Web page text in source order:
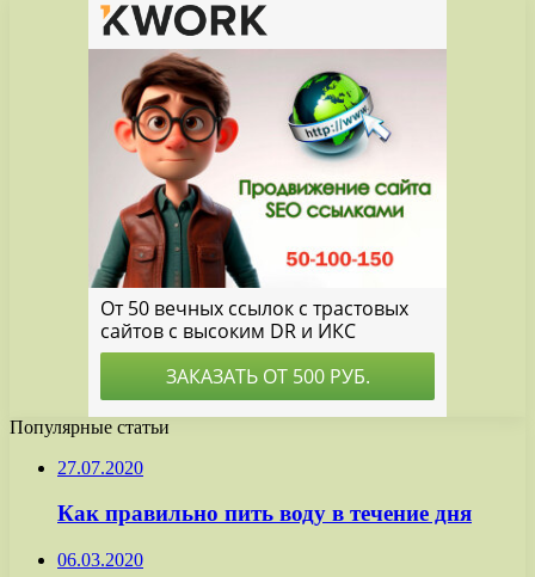
Популярные статьи
27.07.2020
Как правильно пить воду в течение дня
06.03.2020